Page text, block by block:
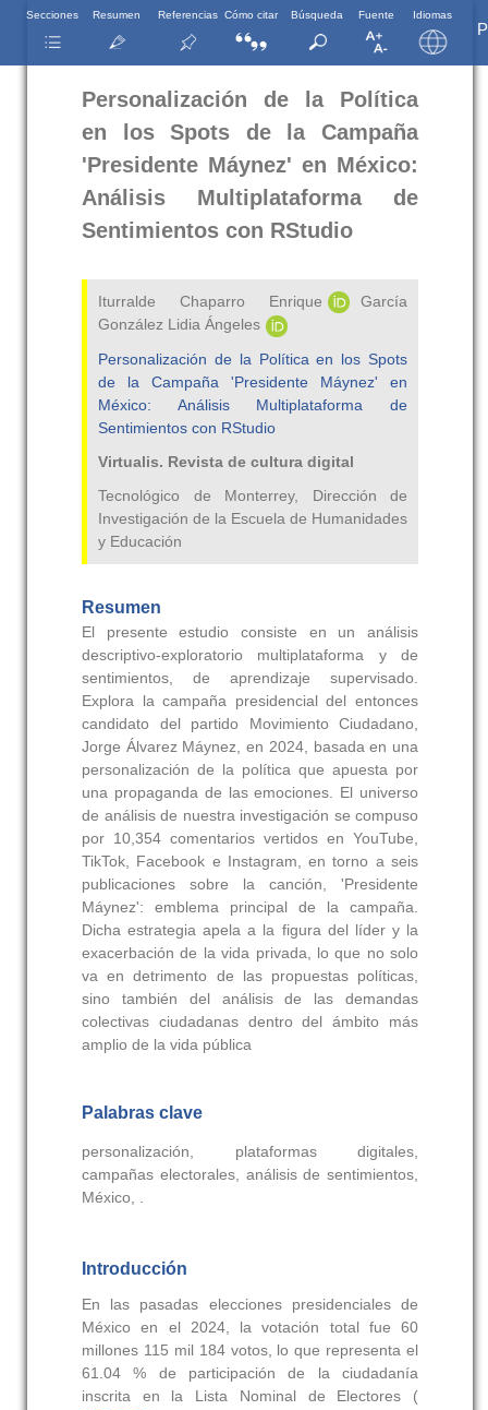
Secciones Resumen Referencias Cómo citar Búsqueda Fuente Idiomas
Personalización de la Política
en los Spots de la Campaña
'Presidente Máynez' en México:
Análisis Multiplataforma de
Sentimientos con RStudio
Iturralde Chaparro Enrique
García
González Lidia Ángeles
Personalización de la Política en los Spots
de la Campaña 'Presidente Máynez' en
México: Análisis Multiplataforma de
Sentimientos con RStudio
Virtualis. Revista de cultura digital
Tecnológico de Monterrey, Dirección de
Investigación de la Escuela de Humanidades
y Educación
Resumen
El presente estudio consiste en un análisis
descriptivo-exploratorio multiplataforma y de
sentimientos, de aprendizaje supervisado.
Explora la campaña presidencial del entonces
candidato del partido Movimiento Ciudadano,
Jorge Álvarez Máynez, en 2024, basada en una
personalización de la política que apuesta por
una propaganda de las emociones. El universo
de análisis de nuestra investigación se compuso
por 10,354 comentarios vertidos en YouTube,
TikTok, Facebook e Instagram, en torno a seis
publicaciones sobre la canción, 'Presidente
Máynez': emblema principal de la campaña.
Dicha estrategia apela a la figura del líder y la
exacerbación de la vida privada, lo que no solo
va en detrimento de las propuestas políticas,
sino también del análisis de las demandas
colectivas ciudadanas dentro del ámbito más
amplio de la vida pública
Palabras clave
personalización, plataformas digitales,
campañas electorales, análisis de sentimientos,
México, .
Introducción
En las pasadas elecciones presidenciales de
México en el 2024, la votación total fue 60
millones 115 mil 184 votos, lo que representa el
61.04 % de participación de la ciudadanía
inscrita en la Lista Nominal de Electores (